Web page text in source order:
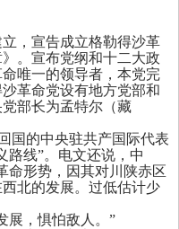
，宣告成立格勒得沙革
。宣布党纲和十二大政
唯一的领导者，本党完
革命党设有地方党部和
部长为孟特尔（藏
国的中央驻共产国际代表
路线”。电文还说，中
命形势，因其对川陕赤区
北的发展。过低估计少
展，惧怕敌人。”